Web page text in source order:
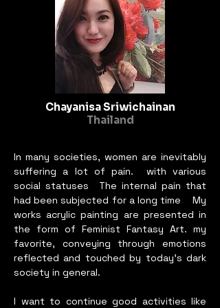
nominated for the German Palm
Art Award.
Chayanisa Sriwichainan
Thailand
In many societies, women are inevitably
suffering a lot of pain. with various
social statuses The internal pain that
had been subjected for a long time My
works acrylic painting are presented in
the form of Feminist Fantasy Art. my
favorite, conveying through emotions
reflected and touched by today's dark
society in general.
I want to continue good activities like